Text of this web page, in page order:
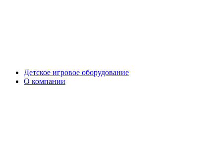
Детское игровое оборудование
О компании